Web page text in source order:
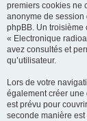
premiers cookies ne
anonyme de session
phpBB. Un troisième
« Electronique
avez consultés et
qu’utilisateur.
Lors de votre
également créer une
est prévu pour
seconde manière